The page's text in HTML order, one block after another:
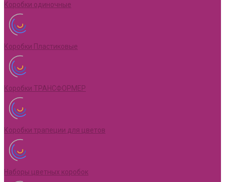
Коробки одиночные
Коробки Пластиковые
Коробки ТРАНСФОРМЕР
Коробки трапеции для цветов
Наборы цветных коробок